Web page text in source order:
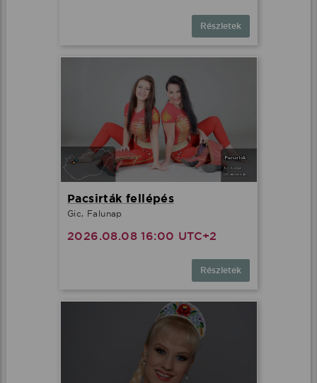
Részletek
Pacsirták fellépés
Gic, Falunap
2026.08.08 16:00 UTC+2
Részletek